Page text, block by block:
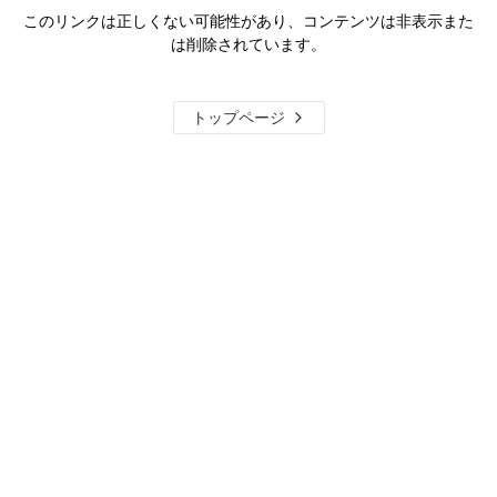
このリンクは正しくない可能性があり、コンテンツは非表示また
は削除されています。
トップページ